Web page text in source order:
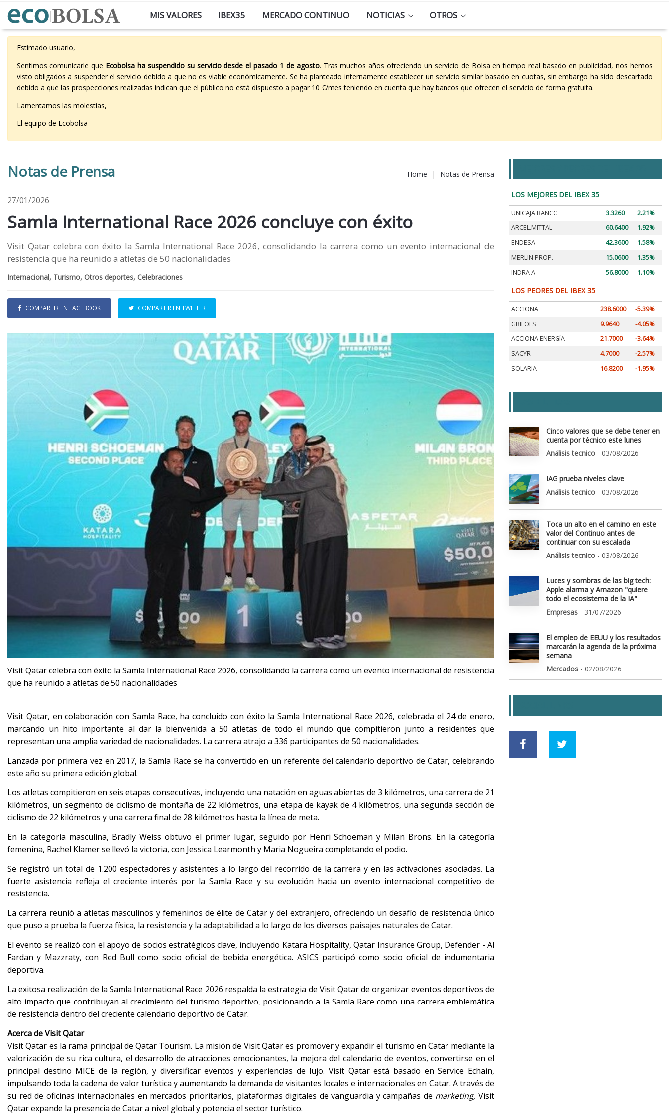
MIS VALORES IBEX35 MERCADO CONTINUO NOTICIAS OTROS
Estimado usuario,
Sentimos comunicarle que Ecobolsa ha suspendido su servicio desde el pasado 1 de agosto. Tras muchos años ofreciendo un servicio de Bolsa en tiempo real basado en publicidad, nos hemos
visto obligados a suspender el servicio debido a que no es viable económicamente. Se ha planteado internamente establecer un servicio similar basado en cuotas, sin embargo ha sido descartado
debido a que las prospecciones realizadas indican que el público no está dispuesto a pagar 10 €/mes teniendo en cuenta que hay bancos que ofrecen el servicio de forma gratuita.
Lamentamos las molestias,
El equipo de Ecobolsa
Notas de Prensa Home | Notas de Prensa
27/01/2026
Samla International Race 2026 concluye con éxito
Visit Qatar celebra con éxito la Samla International Race 2026, consolidando la carrera como un evento internacional de
resistencia que ha reunido a atletas de 50 nacionalidades
Internacional, Turismo, Otros deportes, Celebraciones
COMPARTIR EN FACEBOOK COMPARTIR EN TWITTER
Visit Qatar celebra con éxito la Samla International Race 2026, consolidando la carrera como un evento internacional de resistencia
que ha reunido a atletas de 50 nacionalidades
Visit Qatar, en colaboración con Samla Race, ha concluido con éxito la Samla International Race 2026, celebrada el 24 de enero,
marcando un hito importante al dar la bienvenida a 50 atletas de todo el mundo que compitieron junto a residentes que
representan una amplia variedad de nacionalidades. La carrera atrajo a 336 participantes de 50 nacionalidades.
Lanzada por primera vez en 2017, la Samla Race se ha convertido en un referente del calendario deportivo de Catar, celebrando
este año su primera edición global.
Los atletas compitieron en seis etapas consecutivas, incluyendo una natación en aguas abiertas de 3 kilómetros, una carrera de 21
kilómetros, un segmento de ciclismo de montaña de 22 kilómetros, una etapa de kayak de 4 kilómetros, una segunda sección de
ciclismo de 22 kilómetros y una carrera final de 28 kilómetros hasta la línea de meta.
En la categoría masculina, Bradly Weiss obtuvo el primer lugar, seguido por Henri Schoeman y Milan Brons. En la categoría
femenina, Rachel Klamer se llevó la victoria, con Jessica Learmonth y Maria Nogueira completando el podio.
Se registró un total de 1.200 espectadores y asistentes a lo largo del recorrido de la carrera y en las activaciones asociadas. La
fuerte asistencia refleja el creciente interés por la Samla Race y su evolución hacia un evento internacional competitivo de
resistencia.
La carrera reunió a atletas masculinos y femeninos de élite de Catar y del extranjero, ofreciendo un desafío de resistencia único
que puso a prueba la fuerza física, la resistencia y la adaptabilidad a lo largo de los diversos paisajes naturales de Catar.
El evento se realizó con el apoyo de socios estratégicos clave, incluyendo Katara Hospitality, Qatar Insurance Group, Defender - Al
Fardan y Mazzraty, con Red Bull como socio oficial de bebida energética. ASICS participó como socio oficial de indumentaria
deportiva.
La exitosa realización de la Samla International Race 2026 respalda la estrategia de Visit Qatar de organizar eventos deportivos de
alto impacto que contribuyan al crecimiento del turismo deportivo, posicionando a la Samla Race como una carrera emblemática
de resistencia dentro del creciente calendario deportivo de Catar.
Acerca de Visit Qatar
Visit Qatar es la rama principal de Qatar Tourism. La misión de Visit Qatar es promover y expandir el turismo en Catar mediante la
valorización de su rica cultura, el desarrollo de atracciones emocionantes, la mejora del calendario de eventos, convertirse en el
principal destino MICE de la región, y diversificar eventos y experiencias de lujo. Visit Qatar está basado en Service Echain,
impulsando toda la cadena de valor turística y aumentando la demanda de visitantes locales e internacionales en Catar. A través de
su red de oficinas internacionales en mercados prioritarios, plataformas digitales de vanguardia y campañas de marketing, Visit
Qatar expande la presencia de Catar a nivel global y potencia el sector turístico.
LOS MEJORES DEL IBEX 35
UNICAJA BANCO 3.3260
2.21%
ARCEL.MITTAL
60.6400
1.92%
ENDESA
42.3600
1.58%
MERLIN PROP.
15.0600
1.35%
INDRA A
56.8000 1.10%
LOS PEORES DEL IBEX 35
ACCIONA 238.6000
-5.39%
GRIFOLS
9.9640
-4.05%
ACCIONA ENERGÍA
21.7000
-3.64%
SACYR
4.7000
-2.57%
SOLARIA
16.8200 -1.95%
Cinco valores que se debe tener en
cuenta por técnico este lunes
Análisis tecnico - 03/08/2026
IAG prueba niveles clave
Análisis tecnico - 03/08/2026
Toca un alto en el camino en este
valor del Continuo antes de
continuar con su escalada
Análisis tecnico - 03/08/2026
Luces y sombras de las big tech:
Apple alarma y Amazon "quiere
todo el ecosistema de la IA"
Empresas - 31/07/2026
El empleo de EEUU y los resultados
marcarán la agenda de la próxima
semana
Mercados - 02/08/2026